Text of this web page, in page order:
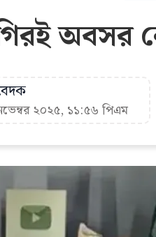
অবসর
২০২৫, ১১:৫৬ পিএম